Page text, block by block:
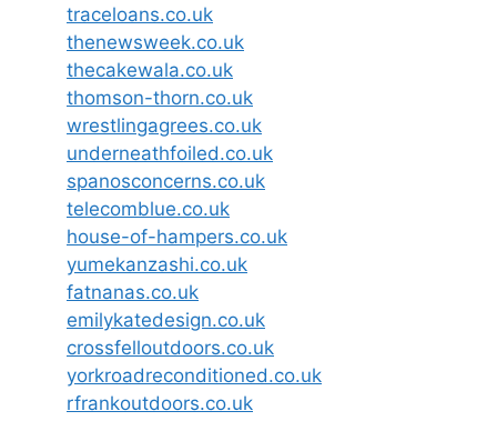
traceloans.co.uk
thenewsweek.co.uk
thecakewala.co.uk
thomson-thorn.co.uk
wrestlingagrees.co.uk
underneathfoiled.co.uk
spanosconcerns.co.uk
telecomblue.co.uk
house-of-hampers.co.uk
yumekanzashi.co.uk
fatnanas.co.uk
emilykatedesign.co.uk
crossfelloutdoors.co.uk
yorkroadreconditioned.co.uk
rfrankoutdoors.co.uk